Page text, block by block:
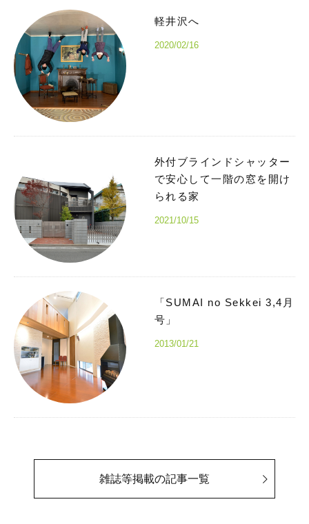
軽井沢へ
2020/02/16
外付ブラインドシャッター
で安心して一階の窓を開け
られる家
2021/10/15
「SUMAI no Sekkei 3,4月
号」
2013/01/21
雑誌等掲載の記事一覧